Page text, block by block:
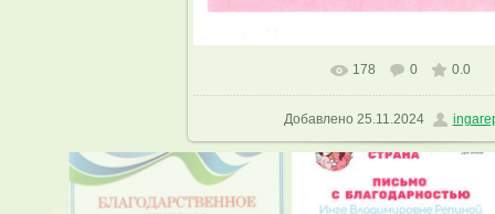
В реальном размере 1199x1600
178 0 0.0
Добавлено 25.11.2024